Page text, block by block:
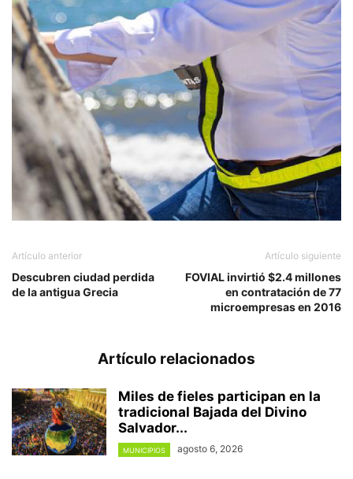
Artículo anterior
Descubren ciudad perdida
de la antigua Grecia
Artículo siguiente
FOVIAL invirtió $2.4 millones
en contratación de 77
microempresas en 2016
Artículo relacionados
Miles de fieles participan en la
tradicional Bajada del Divino
Salvador...
MUNICIPIOS agosto 6, 2026